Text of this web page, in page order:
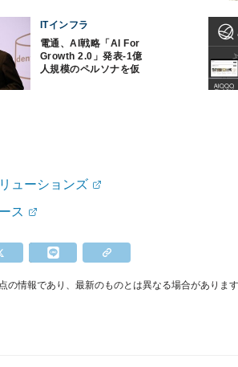
ITインフラ
電通、AI戦略「AI For
Growth 2.0」発表‐1億
人規模のペルソナを仮
ューションズ
ス
の情報であり、最新のものとは異なる場合があります